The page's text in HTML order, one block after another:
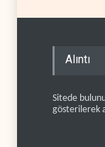
Alıntı
Sitede
gösterilerek